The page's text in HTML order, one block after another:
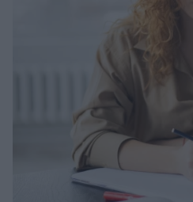
Woman Power
Real Women
Πρόσωπα